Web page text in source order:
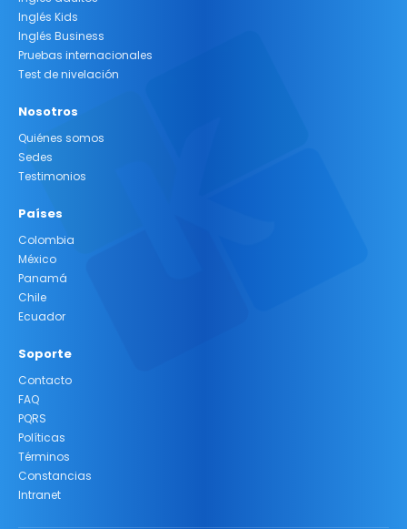
Inglés Kids
Inglés Business
Pruebas internacionales
Test de nivelación
Nosotros
Quiénes somos
Sedes
Testimonios
Países
Colombia
México
Panamá
Chile
Ecuador
Soporte
Contacto
FAQ
PQRS
Políticas
Términos
Constancias
Intranet